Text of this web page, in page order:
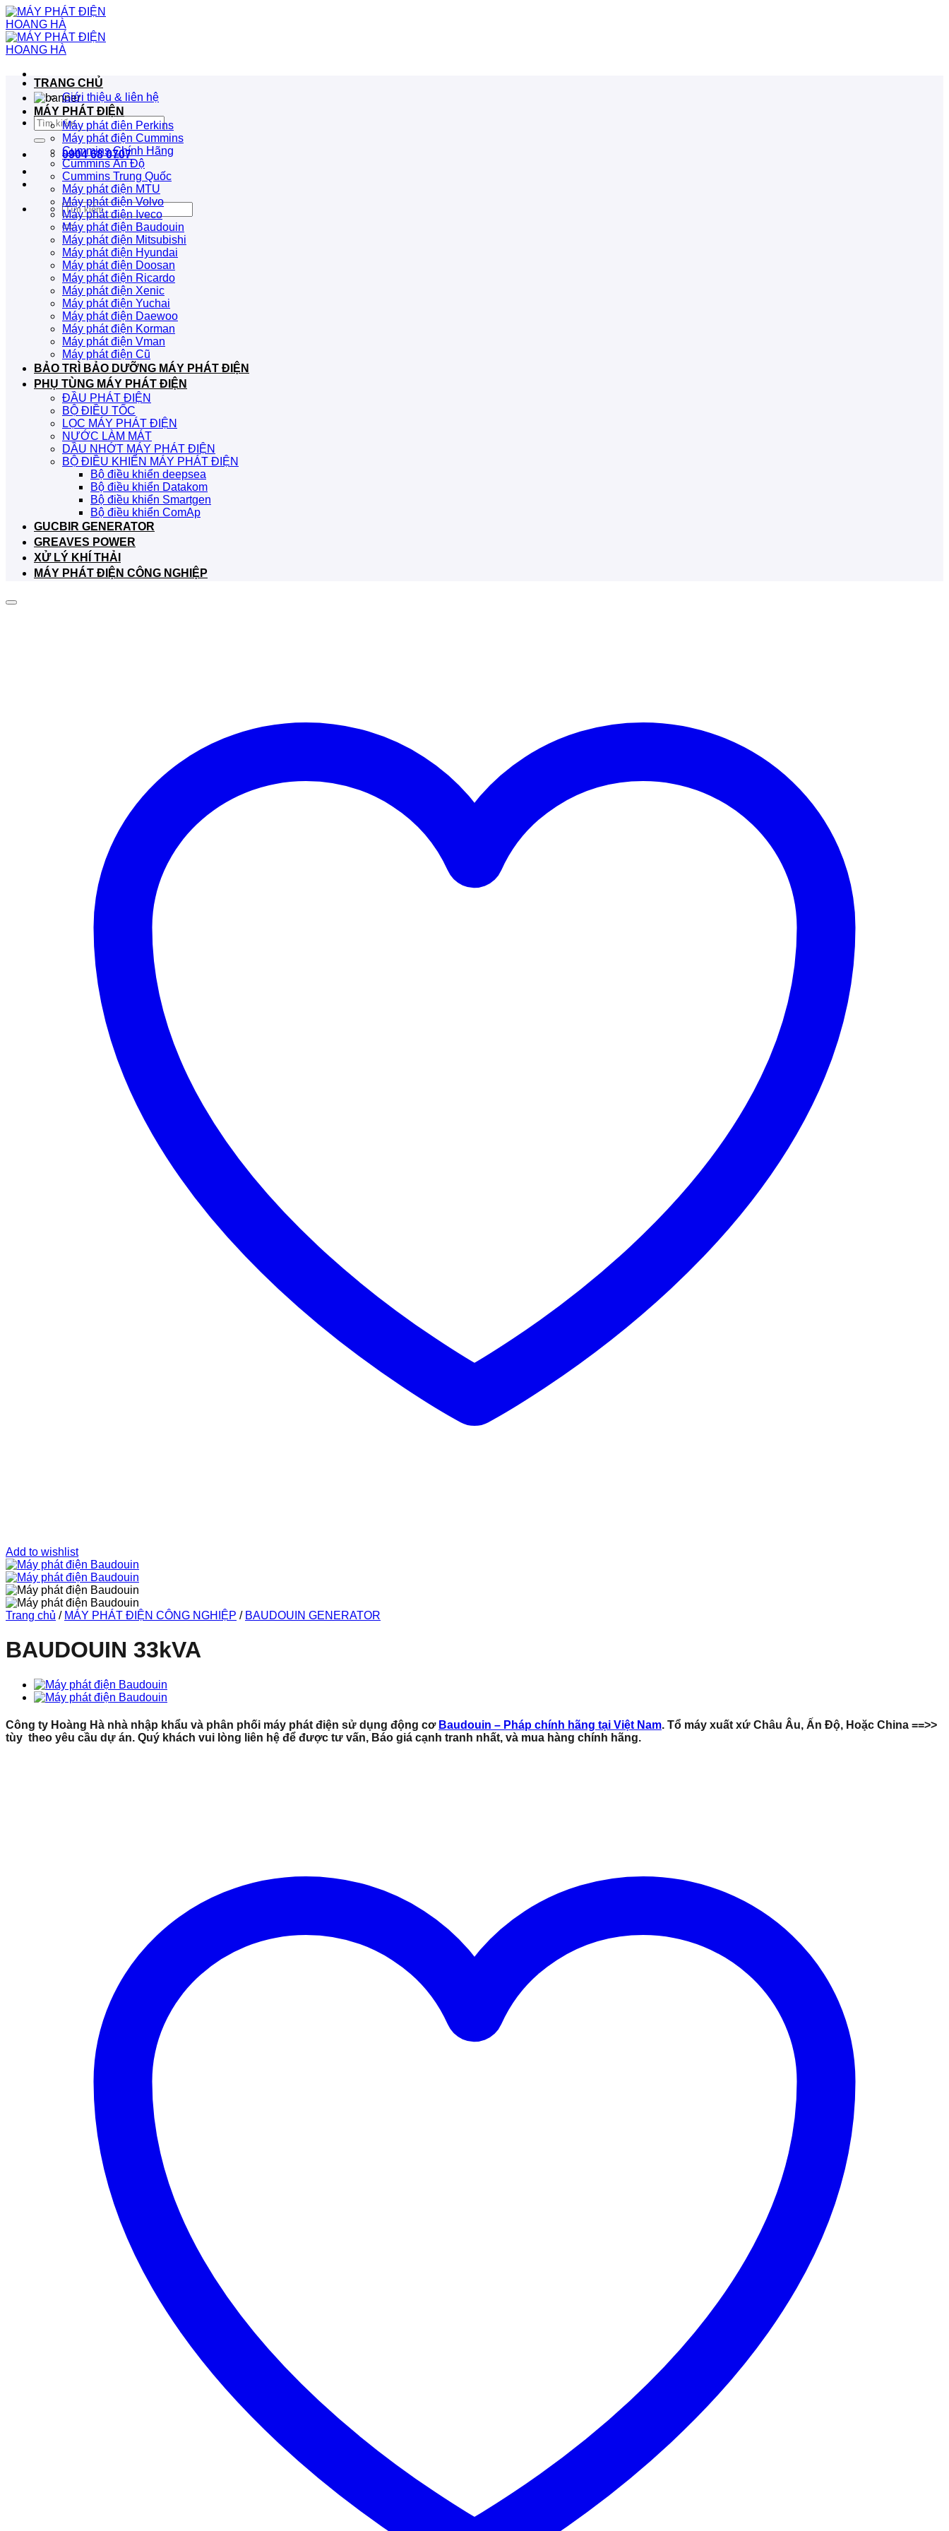
Bỏ
qua
nội
dung
Tìm
kiếm:
0904 68 0707
Tìm
kiếm:
TRANG CHỦ
Giới thiệu & liên hệ
MÁY PHÁT ĐIỆN
Máy phát điện Perkins
Máy phát điện Cummins
Cummins Chính Hãng
Cummins Ấn Độ
Cummins Trung Quốc
Máy phát điện MTU
Máy phát điện Volvo
Máy phát điện Iveco
Máy phát điện Baudouin
Máy phát điện Mitsubishi
Máy phát điện Hyundai
Máy phát điện Doosan
Máy phát điện Ricardo
Máy phát điện Xenic
Máy phát điện Yuchai
Máy phát điện Daewoo
Máy phát điện Korman
Máy phát điện Vman
Máy phát điện Cũ
BẢO TRÌ BẢO DƯỠNG MÁY PHÁT ĐIỆN
PHỤ TÙNG MÁY PHÁT ĐIỆN
ĐẦU PHÁT ĐIỆN
BỘ ĐIỀU TỐC
LỌC MÁY PHÁT ĐIỆN
NƯỚC LÀM MÁT
DẦU NHỚT MÁY PHÁT ĐIỆN
BỘ ĐIỀU KHIỂN MÁY PHÁT ĐIỆN
Bộ điều khiển deepsea
Bộ điều khiển Datakom
Bộ điều khiển Smartgen
Bộ điều khiển ComAp
GUCBIR GENERATOR
GREAVES POWER
XỬ LÝ KHÍ THẢI
MÁY PHÁT ĐIỆN CÔNG NGHIỆP
Add to wishlist
Trang chủ / MÁY PHÁT ĐIỆN CÔNG NGHIỆP / BAUDOUIN GENERATOR
BAUDOUIN 33kVA
Công ty Hoàng Hà nhà nhập khẩu và phân phối máy phát điện sử dụng động cơ Baudouin – Pháp chính hãng tại Việt Nam. Tổ máy xuất xứ Châu Âu, Ấn Độ, Hoặc China ==>>
tùy theo yêu cầu dự án. Quý khách vui lòng liên hệ để được tư vấn, Báo giá cạnh tranh nhất, và mua hàng chính hãng.